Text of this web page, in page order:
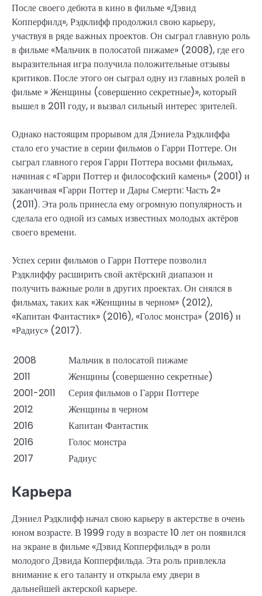
После своего дебюта в кино в фильме «Дэвид
Копперфилд», Рэдклифф продолжил свою карьеру,
участвуя в ряде важных проектов. Он сыграл главную роль
в фильме «Мальчик в полосатой пижаме» (2008), где его
выразительная игра получила положительные отзывы
критиков. После этого он сыграл одну из главных ролей в
фильме » Женщины (совершенно секретные)», который
вышел в 2011 году, и вызвал сильный интерес зрителей.
Однако настоящим прорывом для Дэниела Рэдклиффа
стало его участие в серии фильмов о Гарри Поттере. Он
сыграл главного героя Гарри Поттера восьми фильмах,
начиная с «Гарри Поттер и философский камень» (2001) и
заканчивая «Гарри Поттер и Дары Смерти: Часть 2»
(2011). Эта роль принесла ему огромную популярность и
сделала его одной из самых известных молодых актёров
своего времени.
Успех серии фильмов о Гарри Поттере позволил
Рэдклиффу расширить свой актёрский диапазон и
получить важные роли в других проектах. Он снялся в
фильмах, таких как «Женщины в черном» (2012),
«Капитан Фантастик» (2016), «Голос монстра» (2016) и
«Радиус» (2017).
2008
Мальчик в полосатой пижаме
2011
Женщины (совершенно секретные)
2001-2011
Серия фильмов о Гарри Поттере
2012
Женщины в черном
2016
Капитан Фантастик
2016
Голос монстра
2017
Радиус
Карьера
Дэниел Рэдклифф начал свою карьеру в актерстве в очень
юном возрасте. В 1999 году в возрасте 10 лет он появился
на экране в фильме «Дэвид Копперфильд» в роли
молодого Дэвида Копперфильда. Эта роль привлекла
внимание к его таланту и открыла ему двери в
дальнейшей актерской карьере.